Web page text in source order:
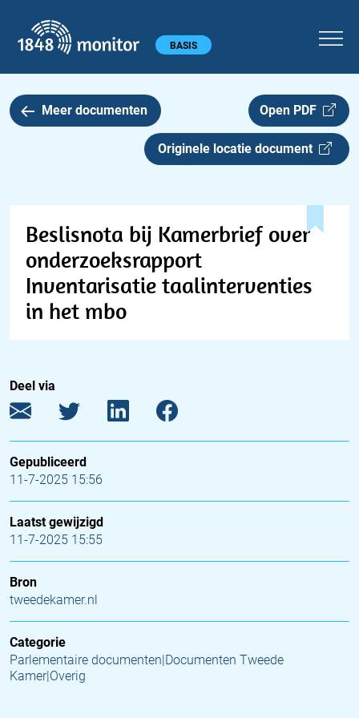
Hoofdmenu BASIS
Meer documenten Open PDF
Originele locatie document
Beslisnota bij Kamerbrief over
onderzoeksrapport
Inventarisatie taalinterventies
in het mbo
Deel via
Gepubliceerd
11-7-2025 15:56
Laatst gewijzigd
11-7-2025 15:55
Bron
tweedekamer.nl
Categorie
Parlementaire documenten|Documenten Tweede
Kamer|Overig